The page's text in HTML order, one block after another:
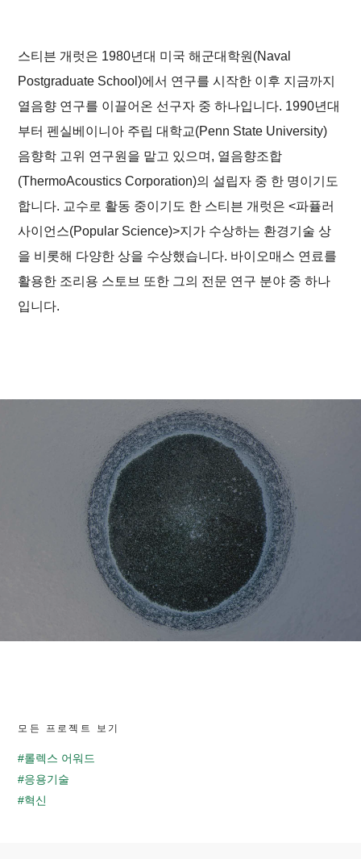
스티븐 개럿은 1980년대 미국 해군대학원(Naval
Postgraduate School)에서 연구를 시작한 이후 지금까지
열음향 연구를 이끌어온 선구자 중 하나입니다. 1990년대
부터 펜실베이니아 주립 대학교(Penn State University)
음향학 고위 연구원을 맡고 있으며, 열음향조합
(ThermoAcoustics Corporation)의 설립자 중 한 명이기도
합니다. 교수로 활동 중이기도 한 스티븐 개럿은 <파퓰러
사이언스(Popular Science)>지가 수상하는 환경기술 상
을 비롯해 다양한 상을 수상했습니다. 바이오매스 연료를
활용한 조리용 스토브 또한 그의 전문 연구 분야 중 하나
입니다.
모든 프로젝트 보기
#롤렉스 어워드
#응용기술
#혁신